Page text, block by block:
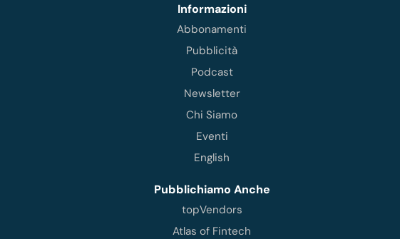
Informazioni
Abbonamenti
Pubblicità
Podcast
Newsletter
Chi Siamo
Eventi
English
Pubblichiamo Anche
topVendors
Atlas of Fintech